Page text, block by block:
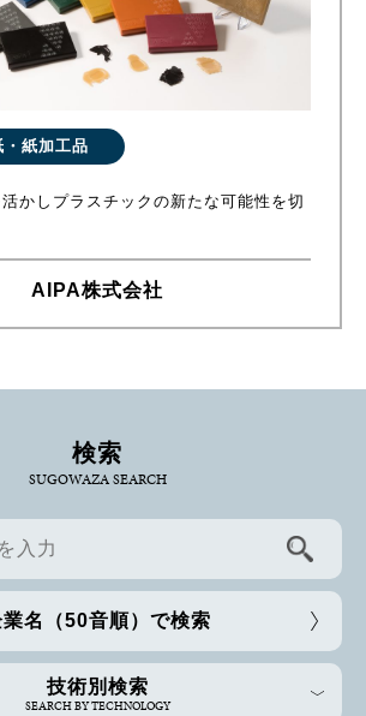
紙加工品
かしプラスチックの新たな可能性を切
AIPA株式会社
検索
SUGOWAZA SEARCH
業名（50音順）で検索
技術別検索
SEARCH BY TECHNOLOGY